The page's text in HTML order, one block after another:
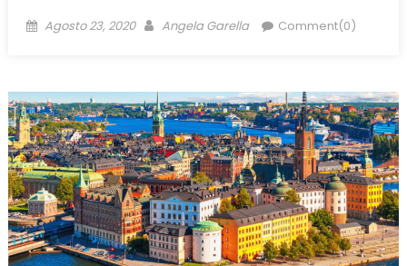
Posted
Agosto 23, 2020 Author
Angela Garella Comment(0)